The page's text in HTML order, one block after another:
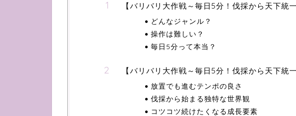
【バリバリ大作戦～毎日5分！伐採から天下統
どんなジャンル？
操作は難しい？
毎日5分って本当？
【バリバリ大作戦～毎日5分！伐採から天下統
放置でも進むテンポの良さ
伐採から始まる独特な世界観
コツコツ続けたくなる成長要素